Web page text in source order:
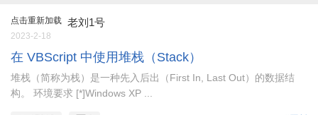
点击重新加载 老刘1号
2023-2-18
在 VBScript 中使用堆栈（Stack）
堆栈（简称为栈）是一种先入后出（First In, Last Out）的数据结
构。 环境要求 [*]Windows XP ...